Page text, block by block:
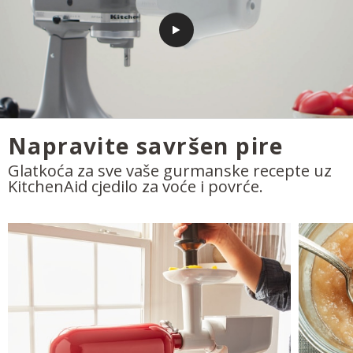
Napravite savršen pire
Glatkoća za sve vaše gurmanske recepte uz
KitchenAid cjedilo za voće i povrće.